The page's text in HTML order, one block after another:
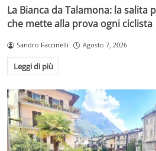
La Bianca da Talamona: la salita
che mette alla prova ogni ciclista
Sandro Faccinelli Agosto 7, 2026
Leggi di più